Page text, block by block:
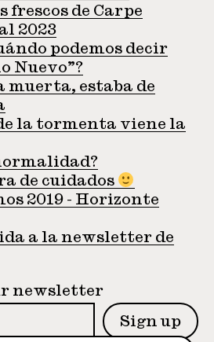
frescos de Carpe
2023
podemos decir
Nuevo”?
muerta, estaba de
la tormenta viene la
de cuidados
2019 - Horizonte
a la newsletter de
newsletter